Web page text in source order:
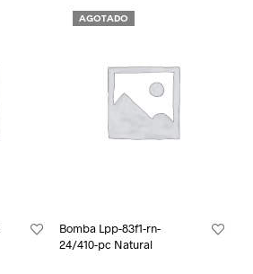
AGOTADO
Bomba Lpp-83f1-rn-
24/410-pc Natural